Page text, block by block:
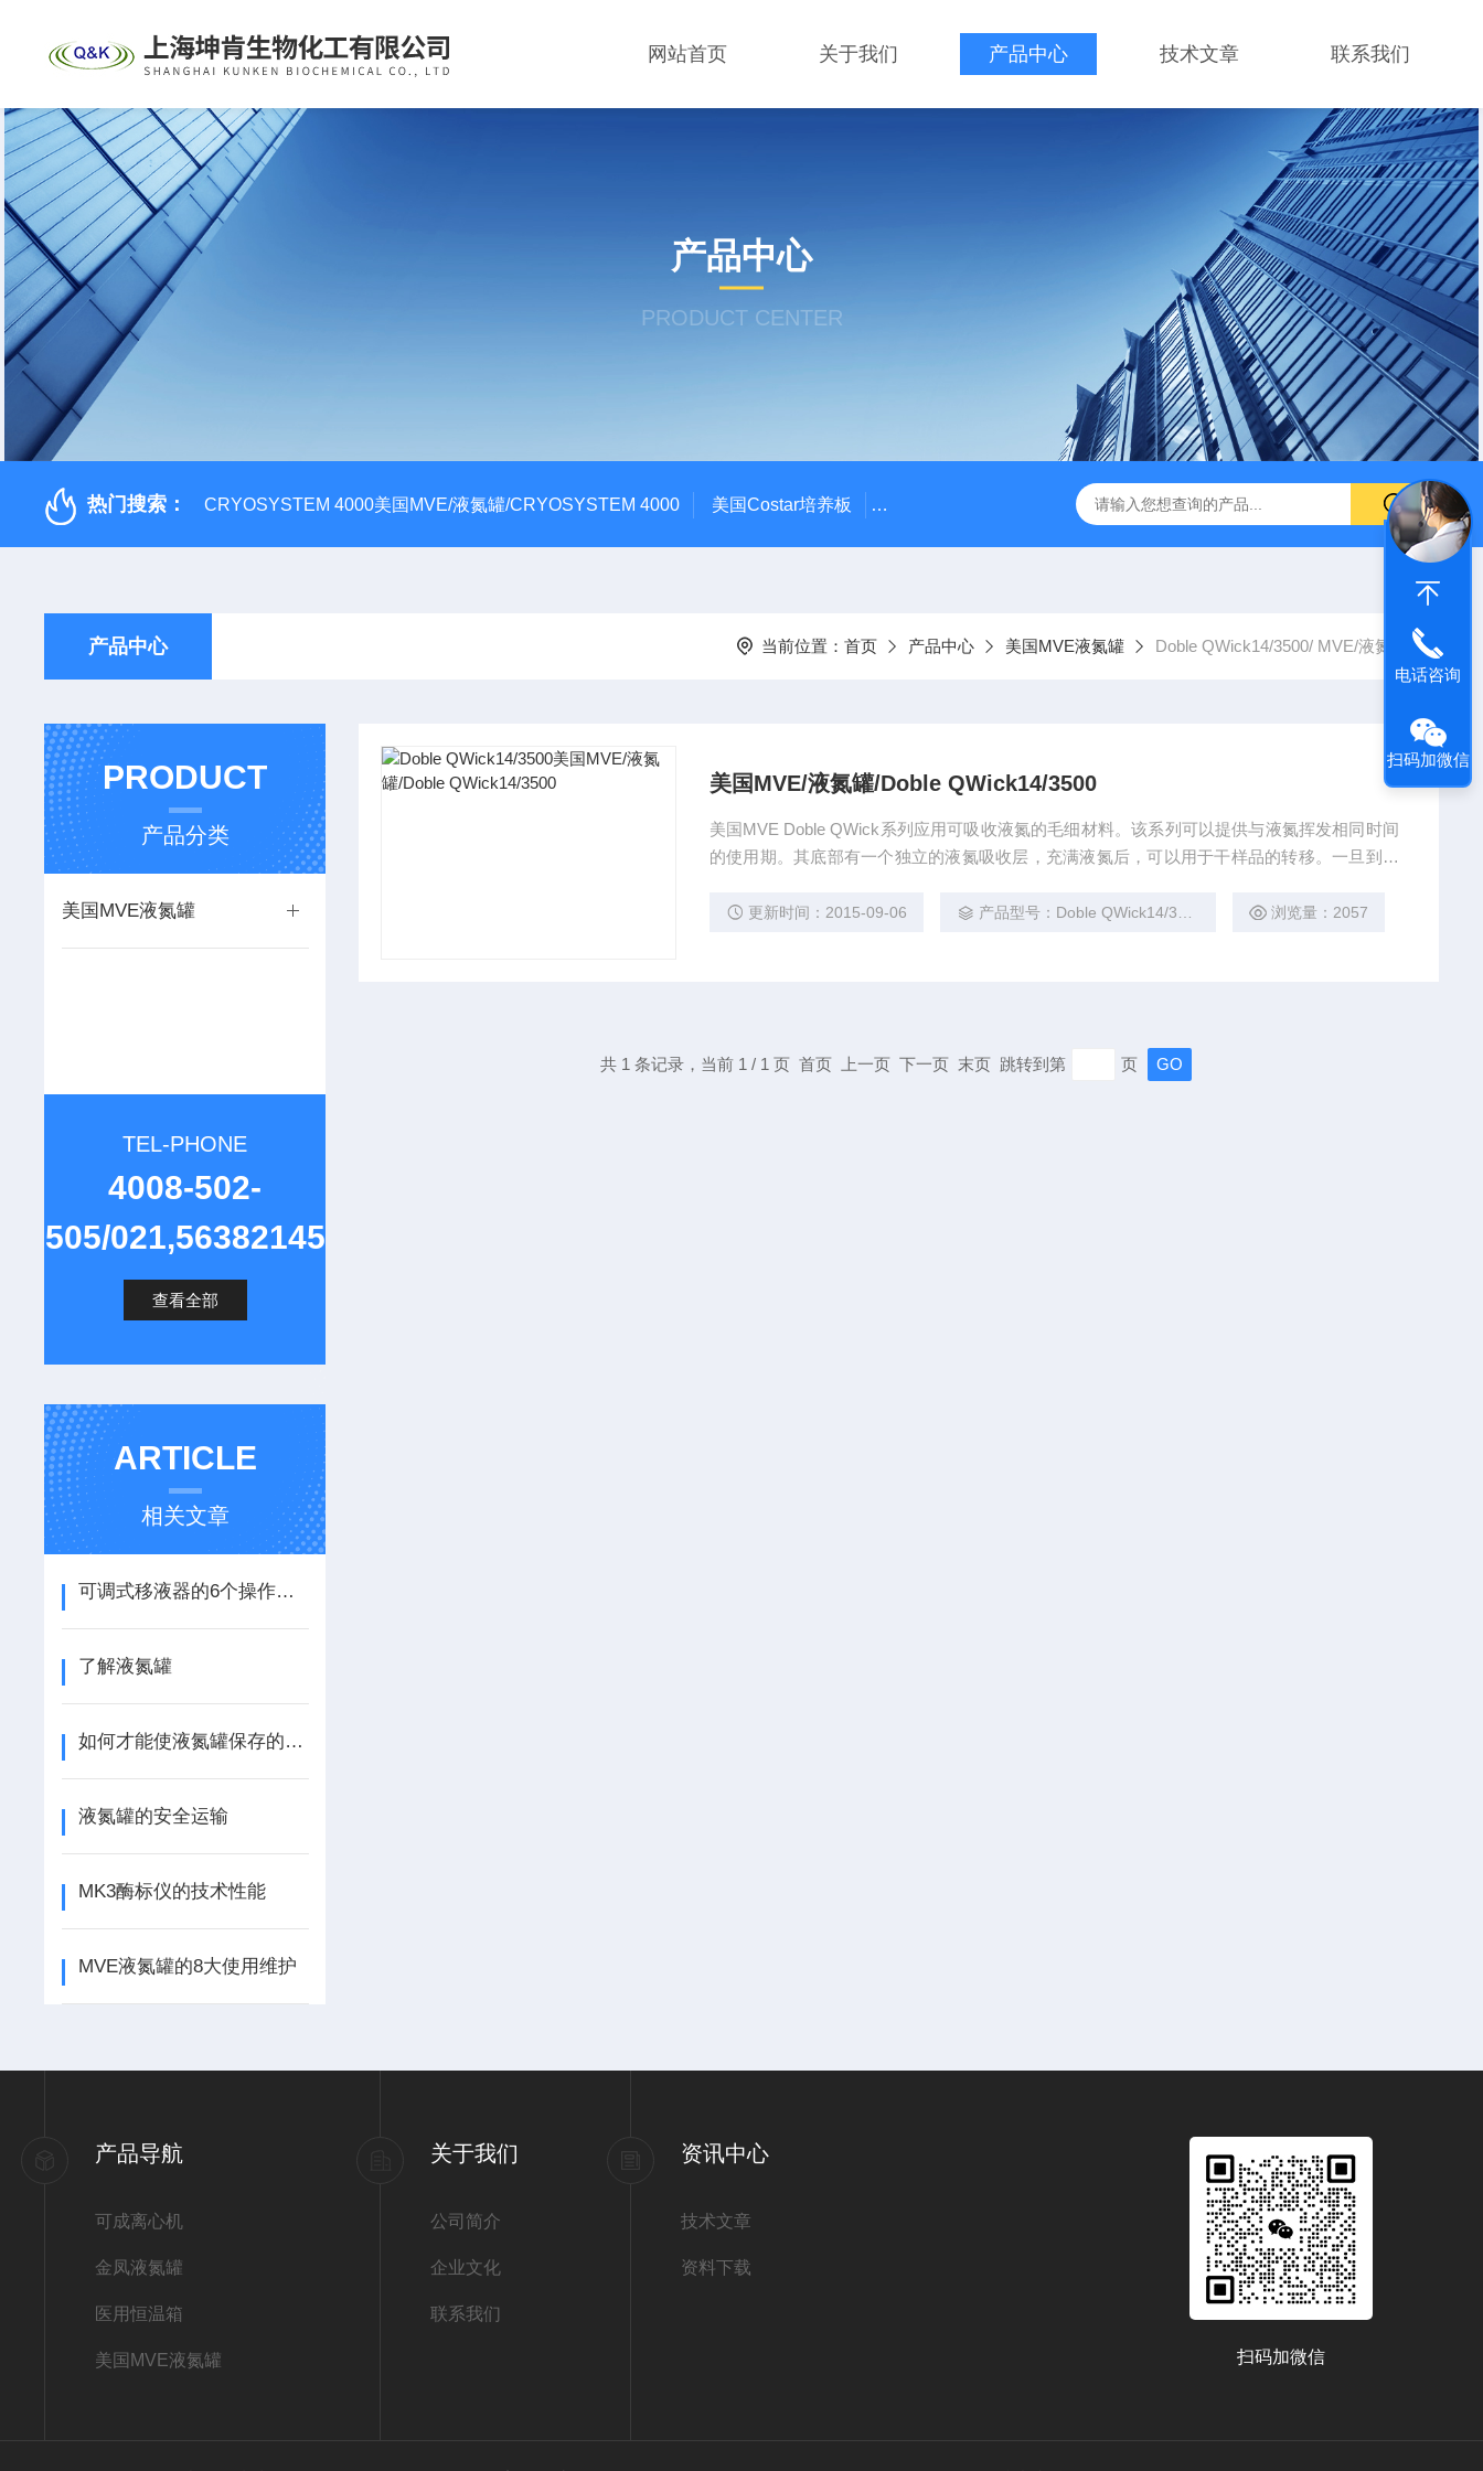
网站首页 关于我们 产品中心 技术文章 联系我们
产品中心
PRODUCT CENTER
热门搜索： CRYOSYSTEM 4000美国MVE/液氮罐/CRYOSYSTEM 4000 美国Costar培养板 美国Corning 384孔细胞培养板 安捷伦Agilent色谱柱清单1 产品价格
产品中心 当前位置： 首页 产品中心 美国MVE液氮罐 Doble QWick14/3500/ MVE/液氮罐
PRODUCT
产品分类
美国MVE液氮罐
TEL-PHONE
4008-502-
505/021,56382145
查看全部
ARTICLE
相关文章
可调式移液器的6个操作步骤
了解液氮罐
如何才能使液氮罐保存的时间久一点
液氮罐的安全运输
MK3酶标仪的技术性能
MVE液氮罐的8大使用维护
美国MVE/液氮罐/Doble QWick14/3500
美国MVE Doble QWick系列应用可吸收液氮的毛细材料。该系列可以提供与液氮挥发相同时间
的使用期。其底部有一个独立的液氮吸收层，充满液氮后，可以用于干样品的转移。一旦到了
容量及规格。
更新时间：2015-09-06 产品型号：Doble QWick14/3500 浏览量：2057
共 1 条记录，当前 1 / 1 页 首页 上一页 下一页 末页 跳转到第 页
产品导航
可成离心机
金凤液氮罐
医用恒温箱
美国MVE液氮罐
关于我们
公司简介
企业文化
联系我们
资讯中心
技术文章
资料下载
扫码加微信
电话咨询
扫码加微信